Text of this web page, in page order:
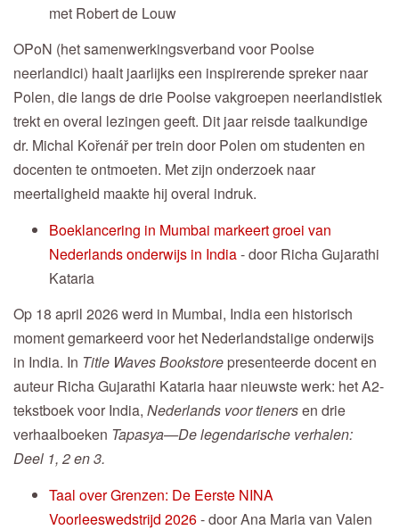
met Robert de Louw
OPoN (het samenwerkingsverband voor Poolse
neerlandici) haalt jaarlijks een inspirerende spreker naar
Polen, die langs de drie Poolse vakgroepen neerlandistiek
trekt en overal lezingen geeft. Dit jaar reisde taalkundige
dr. Michal Kořenář per trein door Polen om studenten en
docenten te ontmoeten. Met zijn onderzoek naar
meertaligheid maakte hij overal indruk.
Boeklancering in Mumbai markeert groei van
Nederlands onderwijs in India- door Richa Gujarathi
Kataria
Op 18 april 2026 werd in Mumbai, India een historisch
moment gemarkeerd voor het Nederlandstalige onderwijs
in India. In Title Waves Bookstore presenteerde docent en
auteur Richa Gujarathi Kataria haar nieuwste werk: het A2-
tekstboek voor India, Nederlands voor tienersen drie
verhaalboeken Tapasya—De legendarische verhalen:
Deel 1, 2 en 3.
Taal over Grenzen: De Eerste NINA
Voorleeswedstrijd 2026- door Ana Maria van Valen